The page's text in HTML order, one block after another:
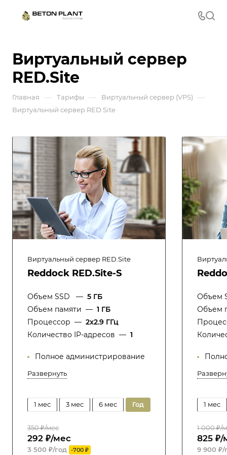
Виртуальный сервер
RED.Site
Главная — Тарифы — Виртуальный сервер (VPS) —
Виртуальный сервер RED.Site
Виртуальный сервер RED.Site
Reddock RED.Site-S
Объем SSD — 5 ГБ
Объем памяти — 1 ГБ
Процессор — 2x2.9 ГГц
Количество IP-адресов — 1
Полное администрирование
Развернуть
1 мес 3 мес 6 мес год
350 ₽/мес
292 ₽/мес
3 500 ₽/год -700 ₽
Объем
Объем
1 мес
1 000 ₽/
825 ₽/
9 900 ₽/